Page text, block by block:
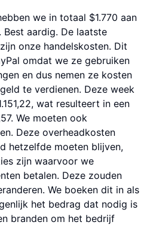
we in totaal $1.770 aan
Best aardig. De laatste
onze handelskosten. Dit
omdat we ze gebruiken
en dus nemen ze kosten
te verdienen. Deze week
wat resulteert in een
We moeten ook
Deze overheadkosten
hetzelfde moeten blijven,
zijn waarvoor we
betalen. Deze zouden
We boeken dit in als
het bedrag dat nodig is
branden om het bedrijf